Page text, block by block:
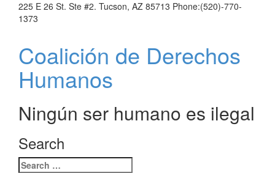
225 E 26 St. Ste #2. Tucson, AZ 85713 Phone:(520)-770-
1373
Coalición de Derechos
Humanos
Ningún ser humano es ilegal
Search